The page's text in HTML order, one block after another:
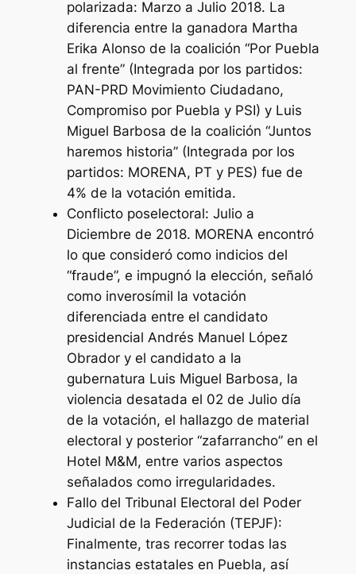
polarizada: Marzo a Julio 2018. La
diferencia entre la ganadora Martha
Erika Alonso de la coalición “Por Puebla
al frente” (Integrada por los partidos:
PAN-PRD Movimiento Ciudadano,
Compromiso por Puebla y PSI) y Luis
Miguel Barbosa de la coalición “Juntos
haremos historia” (Integrada por los
partidos: MORENA, PT y PES) fue de
4% de la votación emitida.
Conflicto poselectoral: Julio a
Diciembre de 2018. MORENA encontró
lo que consideró como indicios del
“fraude”, e impugnó la elección, señaló
como inverosímil la votación
diferenciada entre el candidato
presidencial Andrés Manuel López
Obrador y el candidato a la
gubernatura Luis Miguel Barbosa, la
violencia desatada el 02 de Julio día
de la votación, el hallazgo de material
electoral y posterior “zafarrancho” en el
Hotel M&M, entre varios aspectos
señalados como irregularidades.
Fallo del Tribunal Electoral del Poder
Judicial de la Federación (TEPJF):
Finalmente, tras recorrer todas las
instancias estatales en Puebla, así